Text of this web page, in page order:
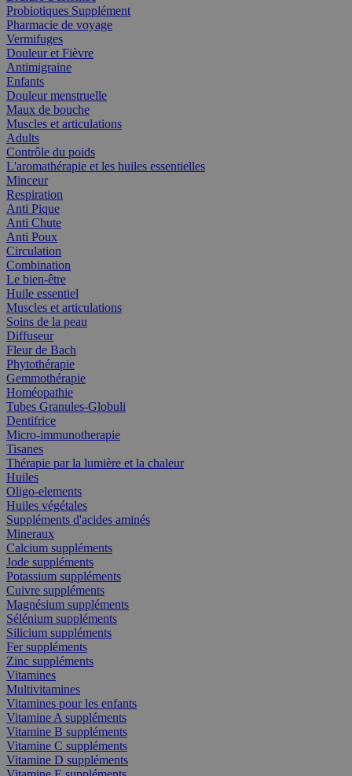
Probiotiques Supplément
Pharmacie de voyage
Vermifuges
Douleur et Fièvre
Antimigraine
Enfants
Douleur menstruelle
Maux de bouche
Muscles et articulations
Adults
Contrôle du poids
L'aromathérapie et les huiles essentielles
Minceur
Respiration
Anti Pique
Anti Chute
Anti Poux
Circulation
Combination
Le bien-être
Huile essentiel
Muscles et articulations
Soins de la peau
Diffuseur
Fleur de Bach
Phytothérapie
Gemmothérapie
Homéopathie
Tubes Granules-Globuli
Dentifrice
Micro-immunotherapie
Tisanes
Thérapie par la lumière et la chaleur
Huiles
Oligo-elements
Huiles végétales
Suppléments d'acides aminés
Mineraux
Calcium suppléments
Jode suppléments
Potassium suppléments
Cuivre suppléments
Magnésium suppléments
Sélénium suppléments
Silicium suppléments
Fer suppléments
Zinc suppléments
Vitamines
Multivitamines
Vitamines pour les enfants
Vitamine A suppléments
Vitamine B suppléments
Vitamine C suppléments
Vitamine D suppléments